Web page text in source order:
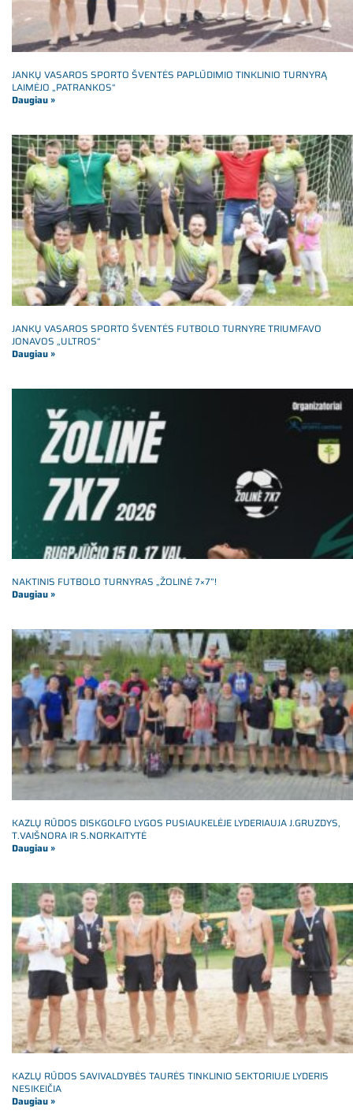
JANKŲ VASAROS SPORTO ŠVENTĖS PAPLŪDIMIO TINKLINIO TURNYRĄ
LAIMĖJO „PATRANKOS“
Daugiau »
JANKŲ VASAROS SPORTO ŠVENTĖS FUTBOLO TURNYRE TRIUMFAVO
JONAVOS „ULTROS“
Daugiau »
NAKTINIS FUTBOLO TURNYRAS „ŽOLINĖ 7×7”!
Daugiau »
KAZLŲ RŪDOS DISKGOLFO LYGOS PUSIAUKELĖJE LYDERIAUJA J.GRUZDYS,
T.VAIŠNORA IR S.NORKAITYTĖ
Daugiau »
KAZLŲ RŪDOS SAVIVALDYBĖS TAURĖS TINKLINIO SEKTORIUJE LYDERIS
NESIKEIČIA
Daugiau »